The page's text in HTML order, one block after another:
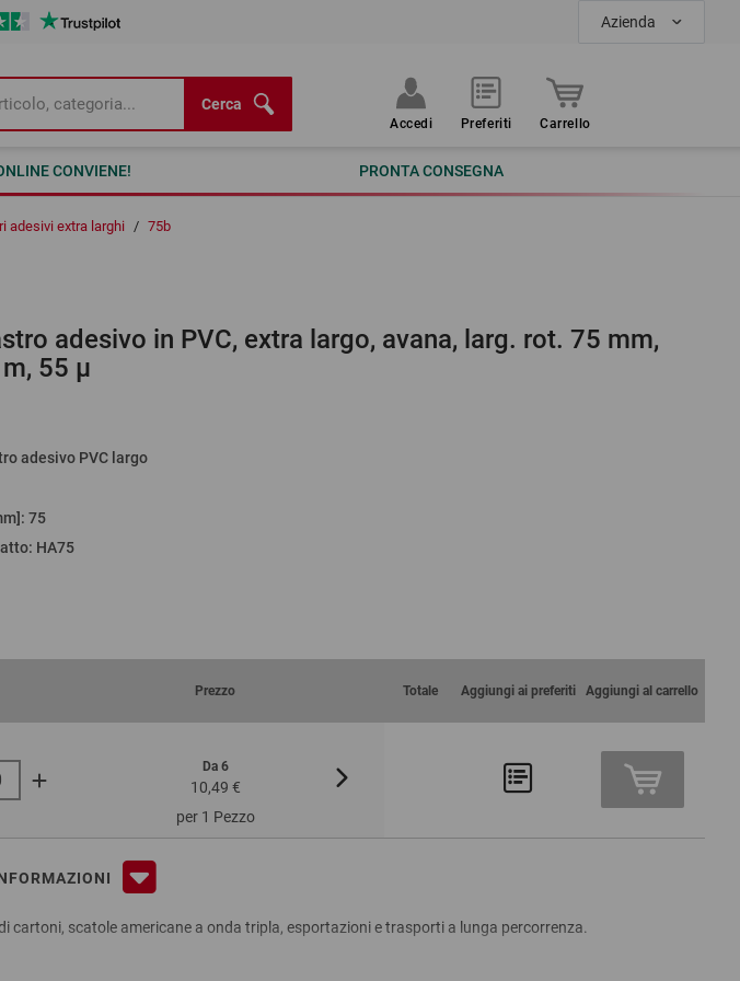
Azienda
Cerca
Accedi Preferiti Carrello
CONVIENE! PRONTA CONSEGNA
adesivi extra larghi / 75b
adesivo in PVC, extra largo, avana, larg. rot. 75 mm,
55 µ
adesivo PVC largo
: 75
: HA75
Prezzo Totale Aggiungi ai preferiti Aggiungi al carrello
Da 6
10,49 €
8,39 €
per 1 Pezzo
cartoni, scatole americane a onda tripla, esportazioni e trasporti a lunga percorrenza.